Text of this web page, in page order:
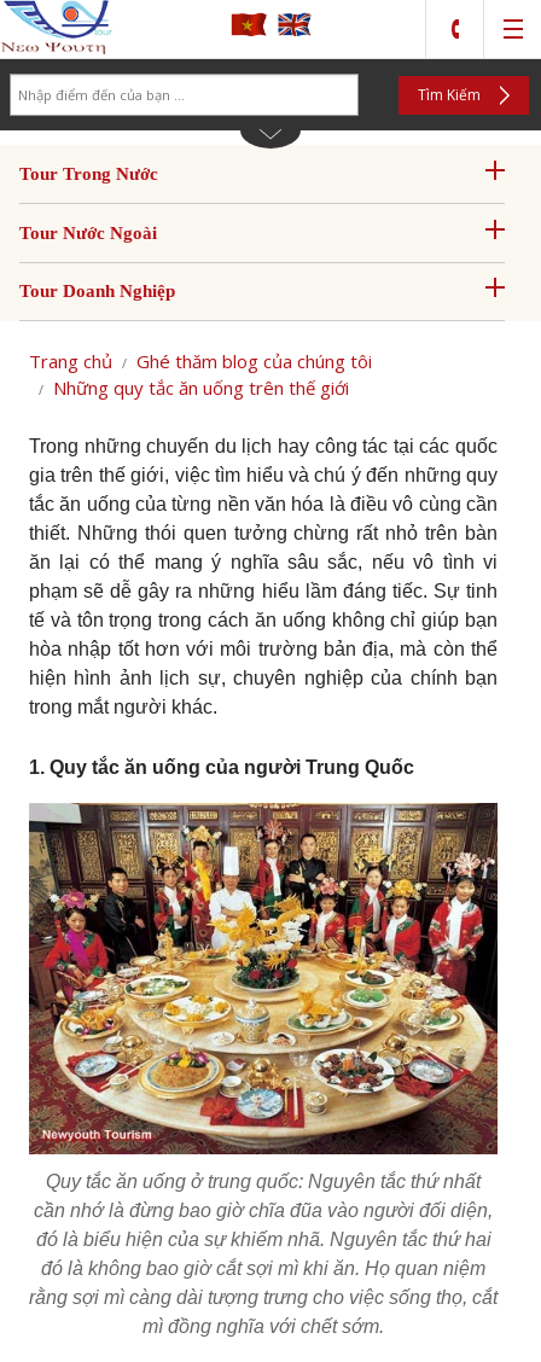
Tìm Kiếm
Tour Trong Nước
Tour Nước Ngoài
Tour Doanh Nghiệp
Trang chủ
Ghé thăm blog của chúng tôi
Những quy tắc ăn uống trên thế giới
Trong những chuyến du lịch hay công tác tại các quốc
gia trên thế giới, việc tìm hiểu và chú ý đến những quy
tắc ăn uống của từng nền văn hóa là điều vô cùng cần
thiết. Những thói quen tưởng chừng rất nhỏ trên bàn
ăn lại có thể mang ý nghĩa sâu sắc, nếu vô tình vi
phạm sẽ dễ gây ra những hiểu lầm đáng tiếc. Sự tinh
tế và tôn trọng trong cách ăn uống không chỉ giúp bạn
hòa nhập tốt hơn với môi trường bản địa, mà còn thể
hiện hình ảnh lịch sự, chuyên nghiệp của chính bạn
trong mắt người khác.
1. Quy tắc ăn uống của người Trung Quốc
Quy tắc ăn uống ở trung quốc: Nguyên tắc thứ nhất
cần nhớ là đừng bao giờ chĩa đũa vào người đối diện,
đó là biểu hiện của sự khiếm nhã. Nguyên tắc thứ hai
đó là không bao giờ cắt sợi mì khi ăn. Họ quan niệm
rằng sợi mì càng dài tượng trưng cho việc sống thọ, cắt
mì đồng nghĩa với chết sớm.